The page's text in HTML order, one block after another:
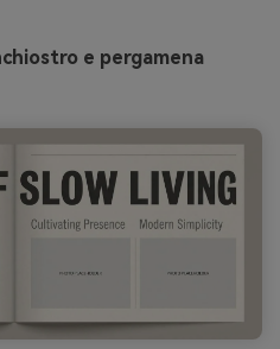
e pergamena